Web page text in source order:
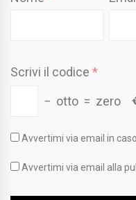
Scrivi il codice *
− otto = zero
Avvertimi via email in
Avvertimi via email alla